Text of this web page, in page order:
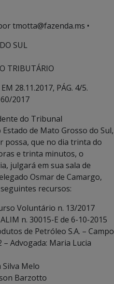
tmotta@fazenda.ms •
SUL
TRIBUTÁRIO
28.11.2017, PÁG. 4/5.
2017
do Tribunal
de Mato Grosso do Sul,
possa, que no dia trinta do
e trinta minutos, o
julgará em sua sala de
Osmar de Camargo,
recursos:
Voluntário n. 13/2017
n. 30015-E de 6-10-2015
de Petróleo S.A. – Campo
– Advogada: Maria Lucia
Melo
Barzotto